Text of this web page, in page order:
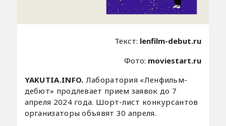
Текст: lenfilm-debut.ru
Фото: moviestart.ru
YAKUTIA.INFO. Лаборатория «Ленфильм-
дебют» продлевает прием заявок до 7
апреля 2024 года. Шорт-лист конкурсантов
организаторы объявят 30 апреля.